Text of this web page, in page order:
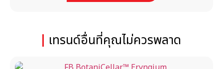
เทรนด์อื่นที่คุณไม่ควรพลาด